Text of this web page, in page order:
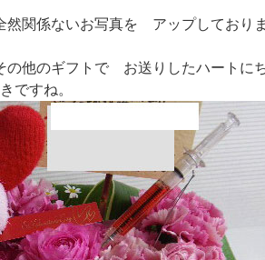
関係ないお写真を アップしておりま
他のギフトで お送りしたハートにち
ですね。